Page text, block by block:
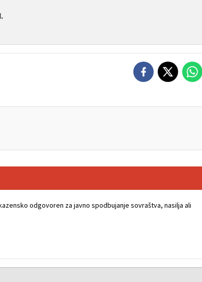
odgovoren za javno spodbujanje sovraštva, nasilja ali